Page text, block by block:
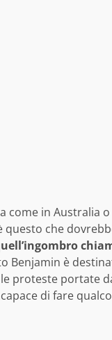
in Australia
che
Benjamin è
proteste portate
di fare